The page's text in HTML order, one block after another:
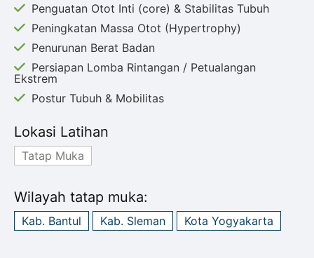
Penguatan Otot Inti (core) & Stabilitas Tubuh
Peningkatan Massa Otot (Hypertrophy)
Penurunan Berat Badan
Persiapan Lomba Rintangan / Petualangan
Ekstrem
Postur Tubuh & Mobilitas
Lokasi Latihan
Tatap Muka
Wilayah tatap muka:
Kab. Bantul Kab. Sleman Kota Yogyakarta